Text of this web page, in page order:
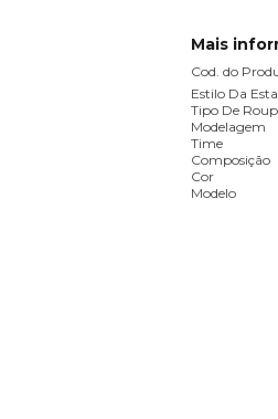
Mais
Cod. do
Estilo Da
Tipo De
Modelagem
Time
Composição
Cor
Modelo